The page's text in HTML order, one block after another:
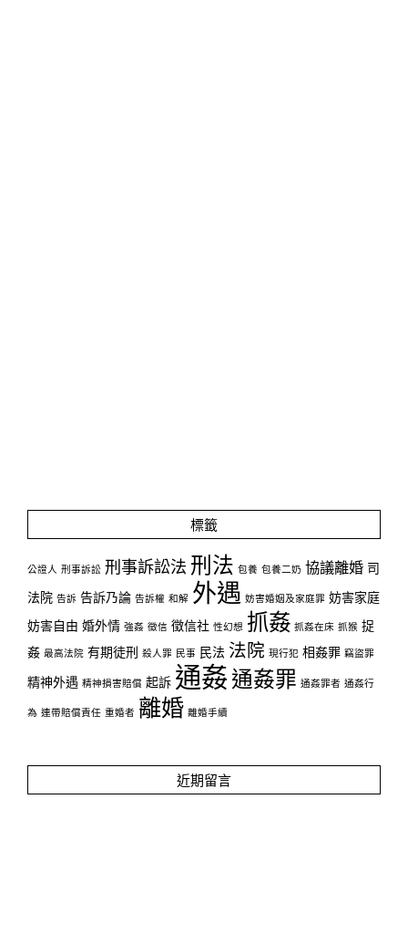
標籤
公證人 刑事訴訟 刑事訴訟法 刑法 包養 包養二奶 協議離婚 司
法院 告訴 告訴乃論 告訴權 和解 外遇 妨害婚姻及家庭罪 妨害家庭
妨害自由 婚外情 強姦 徵信 徵信社 性幻想 抓姦 抓姦在床 抓猴 捉
姦 最高法院 有期徒刑 殺人罪 民事 民法 法院 現行犯 相姦罪 竊盜罪
精神外遇 精神損害賠償 起訴 通姦通姦罪 通姦罪者 通姦行
為 連帶賠償責任 重婚者 離婚 離婚手續
近期留言